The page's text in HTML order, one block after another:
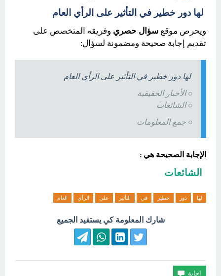
لها دور خطير في التأثير على الرأي العام
ويحرص موقع سؤال حصري وفريقه المتخصص على
تقديم إجابة صحيحة ومضمونة لسؤال:
لها دور خطير في التأثير على الرأي العام
○ الأخبار الحقيقية
○ الشائعات
○ جمع المعلومات
الإجابة الصحيحة هي :
الشائعات
لها دور خطير في التأثير على الرأي العام
شارك المعلومة كي يستفيد الجميع